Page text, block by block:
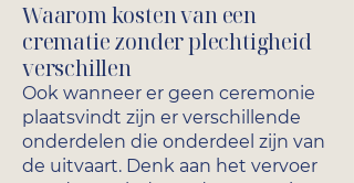
Waarom kosten van een
crematie zonder plechtigheid
verschillen
Ook wanneer er geen ceremonie
plaatsvindt zijn er verschillende
onderdelen die onderdeel zijn van
de uitvaart. Denk aan het vervoer